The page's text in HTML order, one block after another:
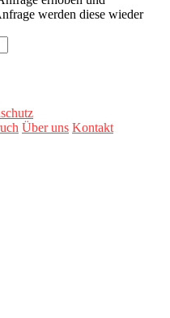
werden diese wieder
Über uns Kontakt